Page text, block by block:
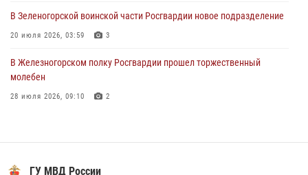
В Зеленогорской воинской части Росгвардии новое подразделение
20 июля 2026, 03:59 3
В Железногорском полку Росгвардии прошел торжественный
молебен
28 июля 2026, 09:10 2